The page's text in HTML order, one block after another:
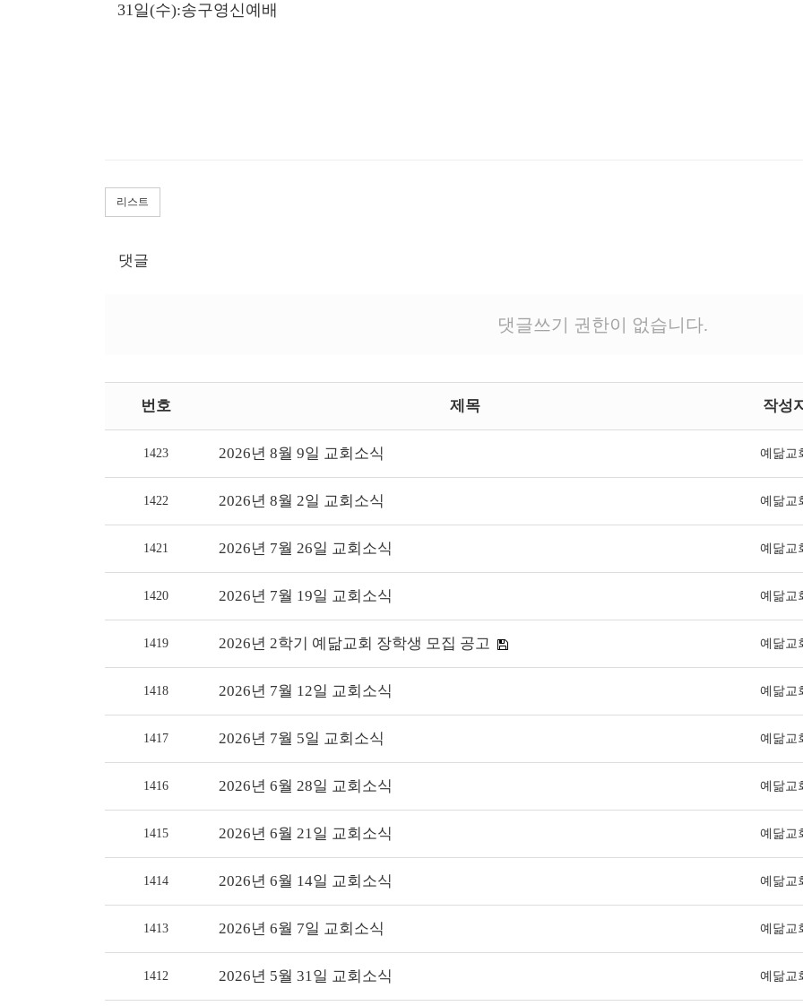
31일(수):송구영신예배
리스트
댓글
댓글쓰기 권한이 없습니다.
번호 제목 작성
1423 2026년 8월 9일 교회소식 예닮교
1422 2026년 8월 2일 교회소식 예닮교
1421 2026년 7월 26일 교회소식 예닮교
1420 2026년 7월 19일 교회소식 예닮교
1419 2026년 2학기 예닮교회 장학생 모집 공고 예닮교
1418 2026년 7월 12일 교회소식 예닮교
1417 2026년 7월 5일 교회소식 예닮교
1416 2026년 6월 28일 교회소식 예닮교
1415 2026년 6월 21일 교회소식 예닮교
1414 2026년 6월 14일 교회소식 예닮교
1413 2026년 6월 7일 교회소식 예닮교
1412 2026년 5월 31일 교회소식 예닮교